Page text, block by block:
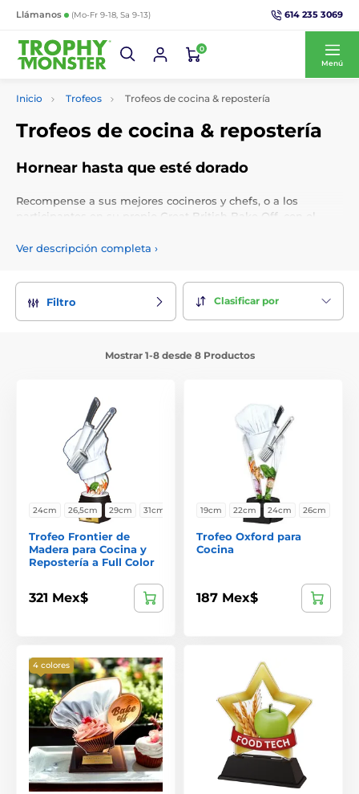
Llámanos (Mo-Fr 9-18, Sa 9-13) 614 235 3069
0
Menú
Inicio Trofeos Trofeos de cocina & repostería
Trofeos de cocina & repostería
Hornear hasta que esté dorado
Recompense a sus mejores cocineros y chefs, o a los
participantes en su propio Great British Bake Off, con el
trofeos de horneado, trofeos de barbacoa, trofeo del chef y
Ver descripción completa ›
Filtro Clasificar por
Mostrar 1-8 desde 8 Productos
24cm 26,5cm 29cm 31cm
Trofeo Frontier de
Madera para Cocina y
Repostería a Full Color
321 Mex$
19cm 22cm 24cm 26cm
Trofeo Oxford para
Cocina
187 Mex$
4 colores